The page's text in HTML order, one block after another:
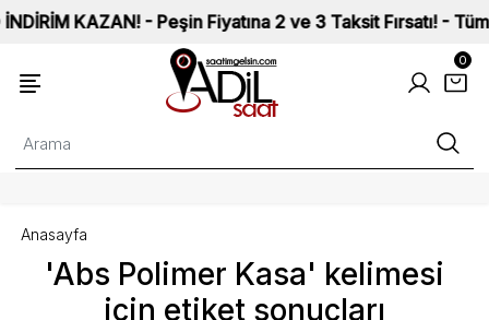
KAZAN! - Peşin Fiyatına 2 ve 3 Taksit Fırsatı! -
0
'Abs Polimer Kasa' kelimesi
için etiket sonuçları
Anasayfa